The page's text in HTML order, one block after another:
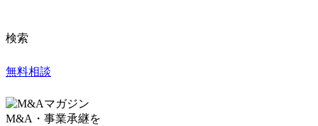
検索
無料相談
M&A・事業承継を